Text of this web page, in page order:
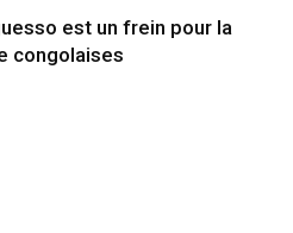
est un frein pour la
congolaises